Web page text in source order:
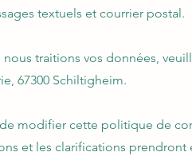
textuels et courrier postal.
traitions vos données,
67300 Schiltigheim.
modifier cette politique de
et les clarifications